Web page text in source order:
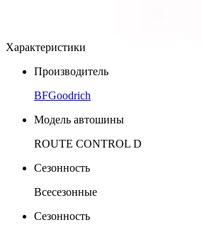
Характеристики
Производитель
BFGoodrich
Модель автошины
ROUTE CONTROL D
Сезонность
Всесезонные
Сезонность